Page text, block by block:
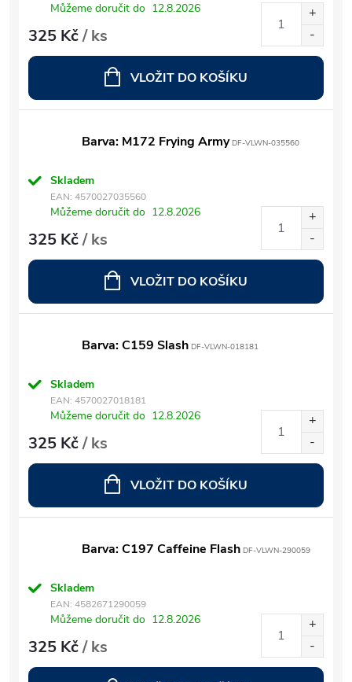
Můžeme doručit do 12.8.2026
325 Kč/ ks
VLOŽIT DO KOŠÍKU
Barva: M172 Frying ArmyDF-VLWN-035560
Skladem
EAN: 4570027035560
Můžeme doručit do 12.8.2026
325 Kč/ ks
VLOŽIT DO KOŠÍKU
Barva: C159 Slash DF-VLWN-018181
Skladem
EAN: 4570027018181
Můžeme doručit do 12.8.2026
325 Kč/ ks
VLOŽIT DO KOŠÍKU
Barva: C197 Caffeine Flash DF-VLWN-290059
Skladem
EAN: 4582671290059
Můžeme doručit do 12.8.2026
325 Kč/ ks